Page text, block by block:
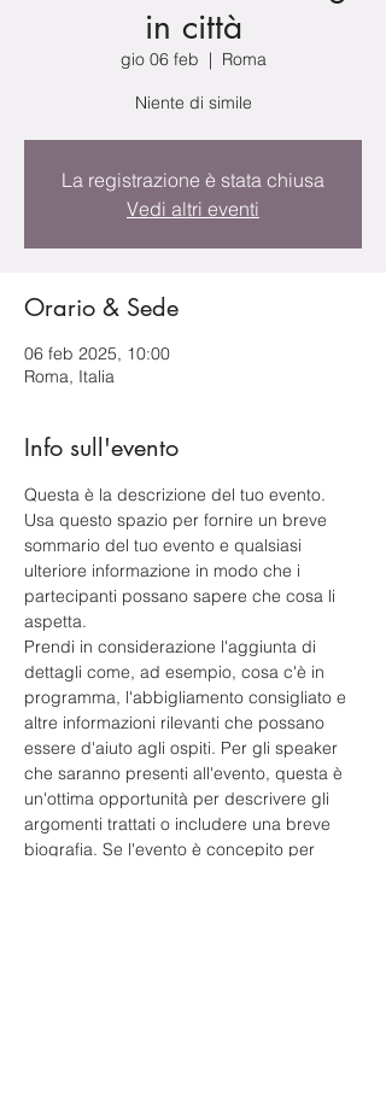
in città
gio 06 feb
  |
Roma
Niente di simile
La registrazione è stata chiusa
Vedi altri eventi
Orario & Sede
06 feb 2025, 10:00
Roma, Italia
Info sull'evento
Questa è la descrizione del tuo evento.
Usa questo spazio per fornire un breve
sommario del tuo evento e qualsiasi
ulteriore informazione in modo che i
partecipanti possano sapere che cosa li
aspetta.
Prendi in considerazione l'aggiunta di
dettagli come, ad esempio, cosa c'è in
programma, l'abbigliamento consigliato e
altre informazioni rilevanti che possano
essere d'aiuto agli ospiti. Per gli speaker
che saranno presenti all'evento, questa è
un'ottima opportunità per descrivere gli
argomenti trattati o includere una breve
biografia. Se l'evento è concepito per